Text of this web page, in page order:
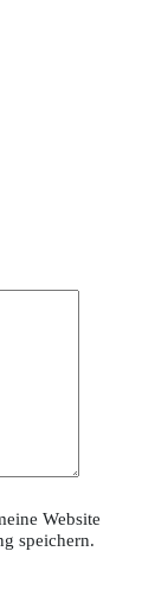
Website
speichern.